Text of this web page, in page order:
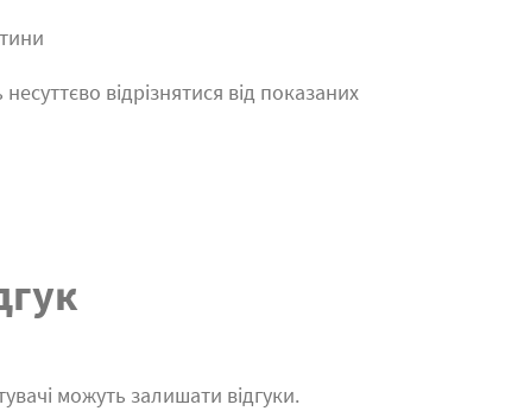
відрізнятися від показаних
можуть залишати відгуки.